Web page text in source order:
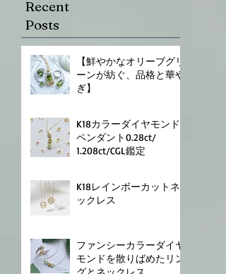
Recent
Posts
⁡【鮮やかなオリーブグリ
ーンが紡ぐ、品格と華や
ぎ】
K18⁡⁡カラーダイヤモンド
ペンダント⁡⁡0.28⁡ct/
⁡1.208ct⁡⁡/CGL鑑定⁡
K18⁡⁡レインボーカットネ
ックレス⁡
ファンシーカラーダイヤ
モンドを散りばめたリン